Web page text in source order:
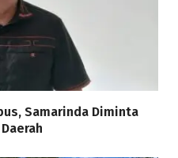
Samarinda Diminta